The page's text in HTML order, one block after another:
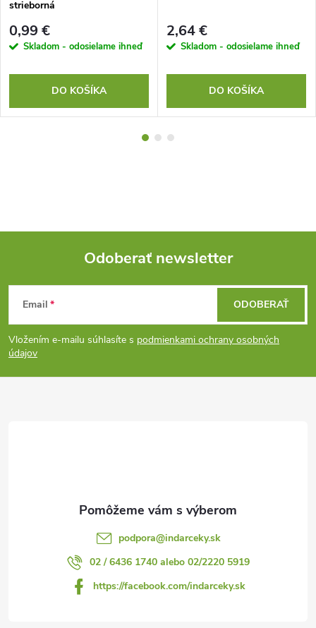
strieborná
0,99 €
Skladom - odosielame ihneď
DO KOŠÍKA
2,64 €
Skladom - odosielame ihneď
DO KOŠÍKA
Z
á
p
Odoberať newsletter
Email
Vložením e-mailu súhlasíte s podmienkami ochrany osobných
údajov
ODOBERAŤ
podpora@indarceky.sk
02 / 6436 1740 alebo 02/2220 5919
https://facebook.com/indarceky.sk